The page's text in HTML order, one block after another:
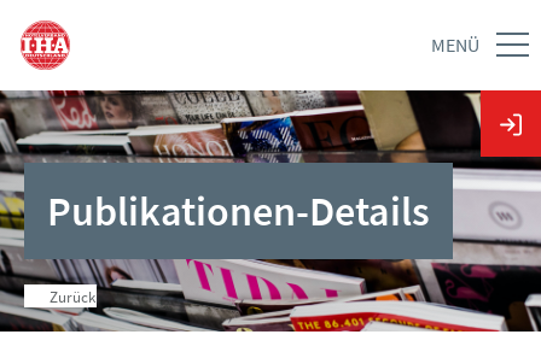
MENÜ
Publikationen-Details
Zurück